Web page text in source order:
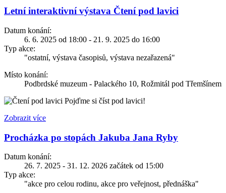
Letní interaktivní výstava Čtení pod lavici
Datum konání:
6. 6. 2025 od 18:00 - 21. 9. 2025 do 16:00
Typ akce:
"ostatní, výstava časopisů, výstava nezařazená"
Místo konání:
Podbrdské muzeum - Palackého 10, Rožmitál pod Třemšínem
Pojďme si číst pod lavici!
Zobrazit více
Procházka po stopách Jakuba Jana Ryby
Datum konání:
26. 7. 2025 - 31. 12. 2026 začátek od 15:00
Typ akce:
"akce pro celou rodinu, akce pro veřejnost, přednáška"